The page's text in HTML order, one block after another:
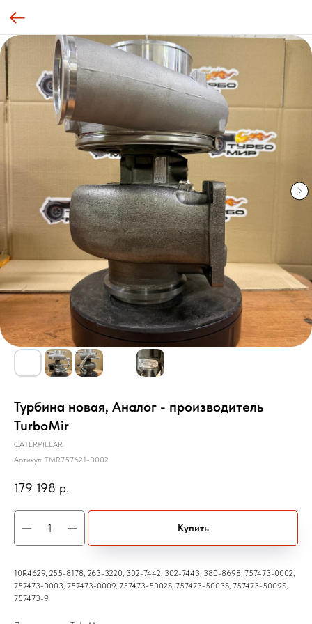
Турбина новая, Аналог - производитель
TurboMir
CATERPILLAR
Артикул: TMR757621-0002
179 198 р.
Купить
10R4629, 255-8178, 263-3220, 302-7442, 302-7443, 380-8698, 757473-0002,
757473-0003, 757473-0009, 757473-5002S, 757473-5003S, 757473-5009S,
757473-9